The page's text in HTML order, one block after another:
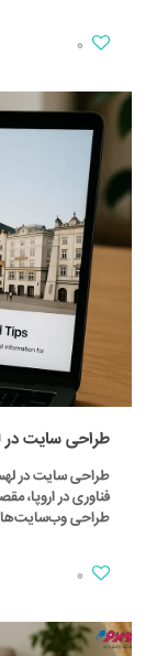
0
طراحی سایت در
طراحی سایت در
فناوری در اروپا،
طراحی
0